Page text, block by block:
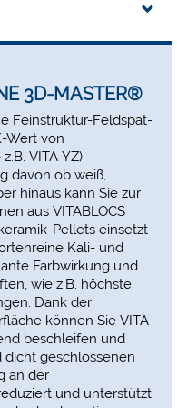
die
und optimale
die Feinstruktur
zur Reduktion von
zielsicheres
3D-MASTER®
Feinstruktur-Feldspat-
Wert von
VITA YZ)
davon ob weiß,
hinaus kann Sie zur
aus VITABLOCS
Pellets einsetzt
Kali- und
Farbwirkung und
wie z.B. höchste
Dank der
können Sie VITA
beschleifen und
dicht geschlossenen
an der
und unterstützt